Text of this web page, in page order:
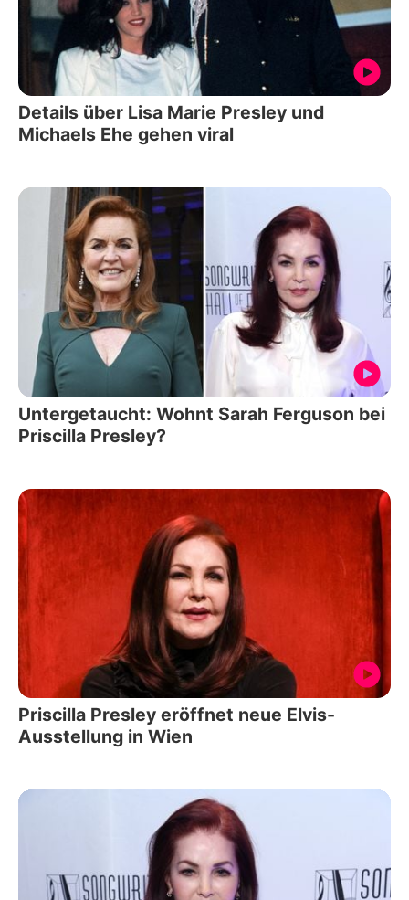
Details über Lisa Marie Presley und
Michaels Ehe gehen viral
Untergetaucht: Wohnt Sarah Ferguson bei
Priscilla Presley?
Priscilla Presley eröffnet neue Elvis-
Ausstellung in Wien